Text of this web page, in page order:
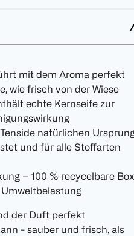
mit dem Aroma perfekt
wie frisch von der Wiese
echte Kernseife zur
natürlichen
und für alle Stoffarten
– 100 % recycelbare Box
der Duft perfekt
- sauber und frisch, als